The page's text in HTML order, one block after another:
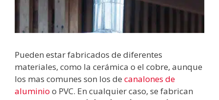
Pueden estar fabricados de diferentes
materiales, como la cerámica o el cobre, aunque
los mas comunes son los de canalones de
aluminio o PVC. En cualquier caso, se fabrican